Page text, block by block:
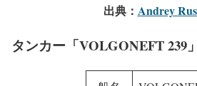
出典： Andrey
タンカー「VOLGONEFT 239」